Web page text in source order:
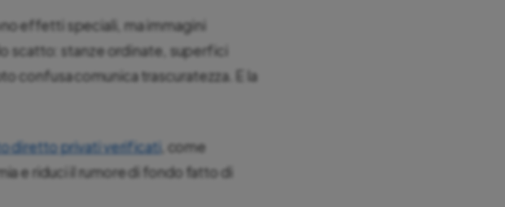
effetti speciali, ma immagini
scatto: stanze ordinate, superfici
confusa comunica trascuratezza. E la
diretto privati verificati, come
e riduci il rumore di fondo fatto di